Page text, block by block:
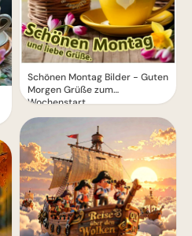
Schönen Montag Bilder - Guten
Morgen Grüße zum
Wochenstart